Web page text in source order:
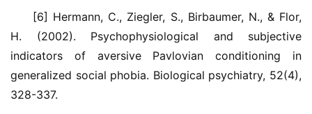
[6] Hermann, C., Ziegler, S., Birbaumer, N., & Flor,
H. (2002). Psychophysiological and subjective
indicators of aversive Pavlovian conditioning in
generalized social phobia. Biological psychiatry, 52(4),
328-337.